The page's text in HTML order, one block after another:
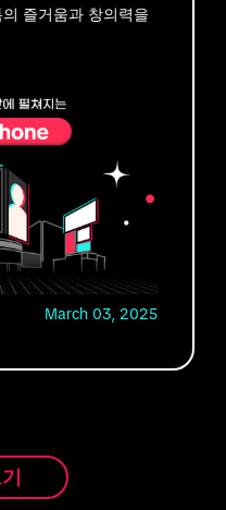
즐거움과 창의력을
March 03, 2025